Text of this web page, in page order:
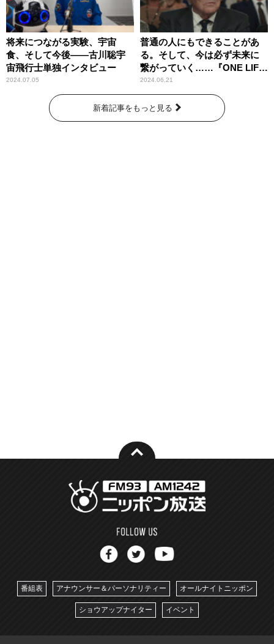
将来につながる実験、宇宙
食、そして今後――古川聡宇
宙飛行士単独インタビュー
2024.07.05
普通の人にもできることがあ
る。そして、今は必ず未来に
繋がっていく……『ONE LIFE
奇跡が繋いだ6000の命』
2024.06.21
新着記事をもっと見る
番組表 アナウンサー＆パーソナリティー オールナイトニッポン
ショウアップナイター イベント